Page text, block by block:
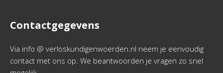
Contactgegevens
Via info @ verloskundigenwoerden.nl neem je eenvoudig
contact met ons op. We beantwoorden je vragen zo snel